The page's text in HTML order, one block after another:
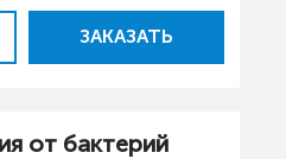
ЗАКАЗАТЬ
от бактерий